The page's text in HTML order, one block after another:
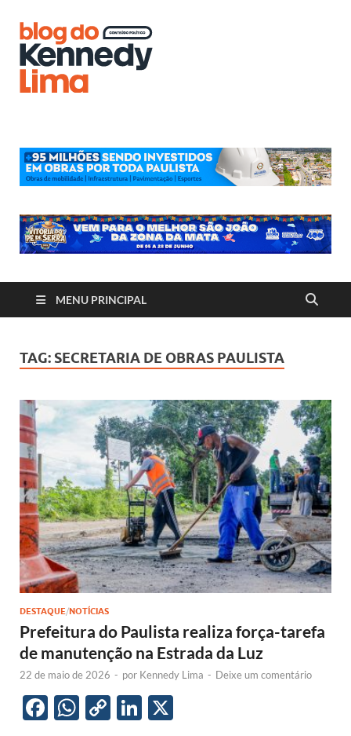
MENU PRINCIPAL
TAG: SECRETARIA DE OBRAS PAULISTA
DESTAQUE/NOTÍCIAS
Prefeitura do Paulista realiza força-tarefa
de manutenção na Estrada da Luz
22 de maio de 2026 - por Kennedy Lima - Deixe um comentário
F
W C
Li